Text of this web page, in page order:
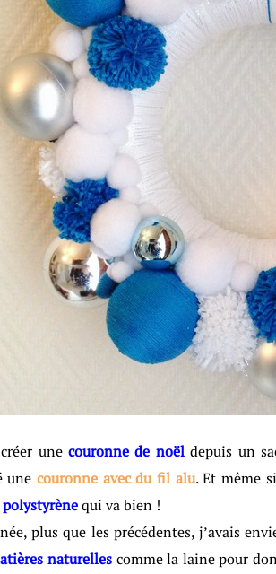
une couronne de noëldepuis un
unecouronne avec du fil alu. Et même
qui va bien !
plus que les précédentes, j’avais
naturellescomme la laine pour